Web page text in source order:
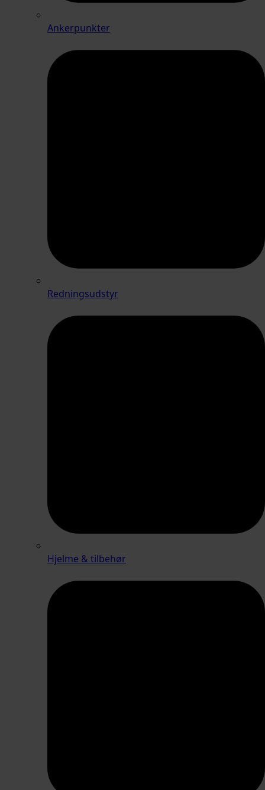
Ankerpunkter
Redningsudstyr
Hjelme & tilbehør